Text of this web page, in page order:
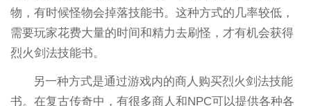
物，有时候怪物会掉落技能书。这种方式的几率较低，
需要玩家花费大量的时间和精力去刷怪，才有机会获得
烈火剑法技能书。
另一种方式是通过游戏内的商人购买烈火剑法技能
书。在复古传奇中，有很多商人和NPC可以提供各种各